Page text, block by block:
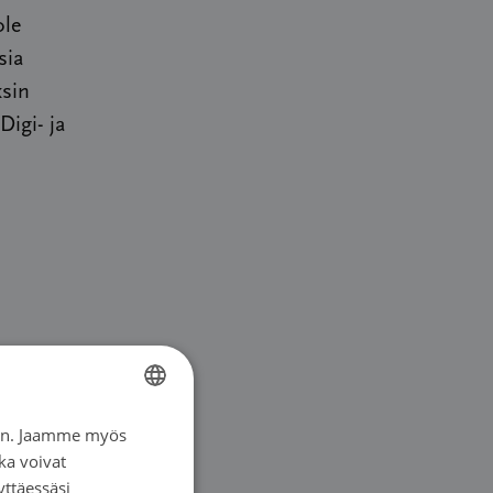
ja
eri
FINNISH
Jaamme myös
voivat